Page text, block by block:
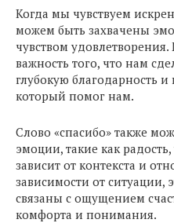
Когда мы чувствуем
можем быть захвачены
чувством
важность того, что нам
глубокую благодарность и
который помог нам.
Слово «спасибо» также
эмоции, такие как
зависит от контекста и
зависимости от ситуации,
связаны с ощущением
комфорта и понимания.